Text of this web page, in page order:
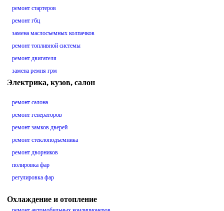
ремонт стартеров
ремонт гбц
замена маслосъемных колпачков
ремонт топливной системы
ремонт двигателя
замена ремня грм
Электрика, кузов, салон
ремонт салона
ремонт генераторов
ремонт замков дверей
ремонт стеклоподъемника
ремонт дворников
полировка фар
регулировка фар
Охлаждение и отопление